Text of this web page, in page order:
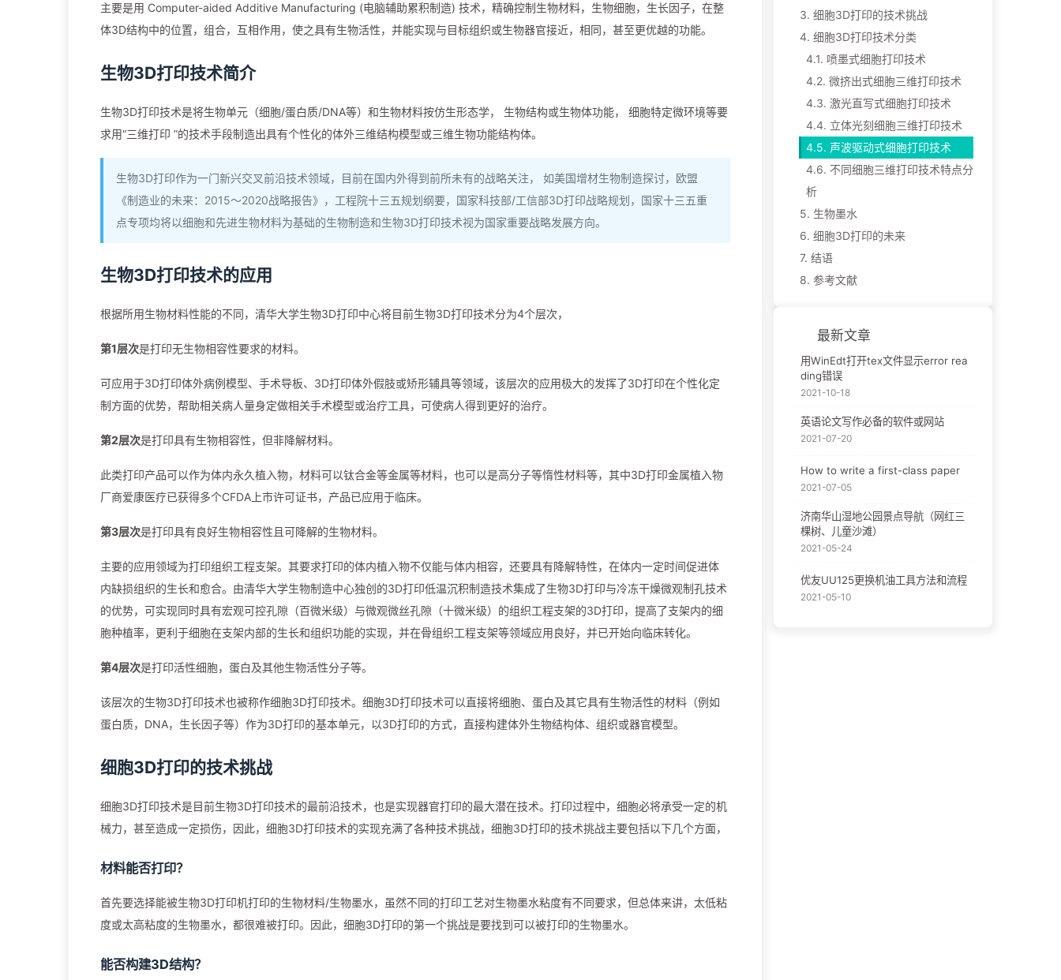
主要是用 Computer-aided Additive Manufacturing (电脑辅助累积制造) 技术，精确控制生物材料，生物细胞，生长因子，在整
体3D结构中的位置，组合，互相作用，使之具有生物活性，并能实现与目标组织或生物器官接近，相同，甚至更优越的功能。
生物3D打印技术简介
生物3D打印技术是将生物单元（细胞/蛋白质/DNA等）和生物材料按仿生形态学， 生物结构或生物体功能， 细胞特定微环境等要
求用“三维打印 ”的技术手段制造出具有个性化的体外三维结构模型或三维生物功能结构体。
生物3D打印作为一门新兴交叉前沿技术领域，目前在国内外得到前所未有的战略关注， 如美国增材生物制造探讨，欧盟
《制造业的未来：2015～2020战略报告》，工程院十三五规划纲要，国家科技部/工信部3D打印战略规划，国家十三五重
点专项均将以细胞和先进生物材料为基础的生物制造和生物3D打印技术视为国家重要战略发展方向。
生物3D打印技术的应用
根据所用生物材料性能的不同，清华大学生物3D打印中心将目前生物3D打印技术分为4个层次，
第1层次是打印无生物相容性要求的材料。
可应用于3D打印体外病例模型、手术导板、3D打印体外假肢或矫形辅具等领域，该层次的应用极大的发挥了3D打印在个性化定
制方面的优势，帮助相关病人量身定做相关手术模型或治疗工具，可使病人得到更好的治疗。
第2层次是打印具有生物相容性，但非降解材料。
此类打印产品可以作为体内永久植入物，材料可以钛合金等金属等材料，也可以是高分子等惰性材料等，其中3D打印金属植入物
厂商爱康医疗已获得多个CFDA上市许可证书，产品已应用于临床。
第3层次是打印具有良好生物相容性且可降解的生物材料。
主要的应用领域为打印组织工程支架。其要求打印的体内植入物不仅能与体内相容，还要具有降解特性，在体内一定时间促进体
内缺损组织的生长和愈合。由清华大学生物制造中心独创的3D打印低温沉积制造技术集成了生物3D打印与冷冻干燥微观制孔技术
的优势，可实现同时具有宏观可控孔隙（百微米级）与微观微丝孔隙（十微米级）的组织工程支架的3D打印，提高了支架内的细
胞种植率，更利于细胞在支架内部的生长和组织功能的实现，并在骨组织工程支架等领域应用良好，并已开始向临床转化。
第4层次是打印活性细胞，蛋白及其他生物活性分子等。
该层次的生物3D打印技术也被称作细胞3D打印技术。细胞3D打印技术可以直接将细胞、蛋白及其它具有生物活性的材料（例如
蛋白质，DNA，生长因子等）作为3D打印的基本单元，以3D打印的方式，直接构建体外生物结构体、组织或器官模型。
细胞3D打印的技术挑战
细胞3D打印技术是目前生物3D打印技术的最前沿技术，也是实现器官打印的最大潜在技术。打印过程中，细胞必将承受一定的机
械力，甚至造成一定损伤，因此，细胞3D打印技术的实现充满了各种技术挑战，细胞3D打印的技术挑战主要包括以下几个方面，
材料能否打印？
首先要选择能被生物3D打印机打印的生物材料/生物墨水，虽然不同的打印工艺对生物墨水粘度有不同要求，但总体来讲，太低粘
度或太高粘度的生物墨水，都很难被打印。因此，细胞3D打印的第一个挑战是要找到可以被打印的生物墨水。
能否构建3D结构？
3. 细胞3D打印的技术挑战
4. 细胞3D打印技术分类
4.1. 喷墨式细胞打印技术
4.2. 微挤出式细胞三维打印技术
4.3. 激光直写式细胞打印技术
4.4. 立体光刻细胞三维打印技术
4.5. 声波驱动式细胞打印技术
4.6. 不同细胞三维打印技术特点分
析
5. 生物墨水
6. 细胞3D打印的未来
7. 结语
8. 参考文献
最新文章
用WinEdt打开tex文件显示error rea
ding错误
2021-10-18
英语论文写作必备的软件或网站
2021-07-20
How to write a first-class paper
2021-07-05
济南华山湿地公园景点导航（网红三
棵树、儿童沙滩）
2021-05-24
优友UU125更换机油工具方法和流程
2021-05-10